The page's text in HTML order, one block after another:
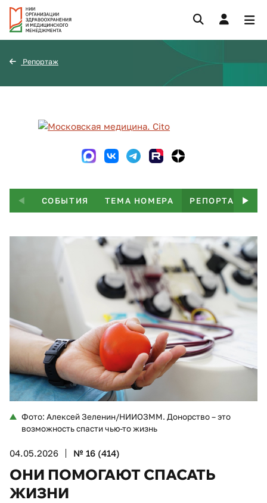
Репортаж
СОБЫТИЯ ТЕМА НОМЕРА РЕПОРТАЖ
Фото: Алексей Зеленин/НИИОЗММ. Донорство – это
возможность спасти чью-то жизнь
04.05.2026 № 16 (414)
ОНИ ПОМОГАЮТ СПАСАТЬ
ЖИЗНИ